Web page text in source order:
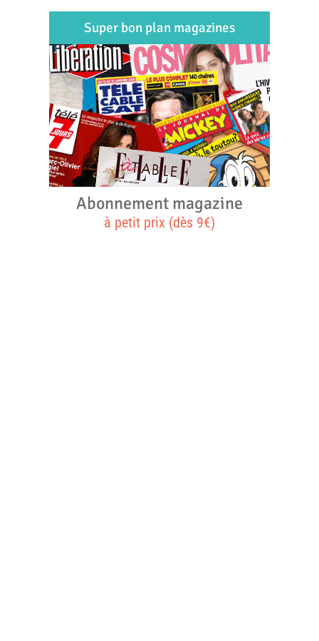
Super bon plan magazines
Abonnement magazine
à petit prix (dès 9€)